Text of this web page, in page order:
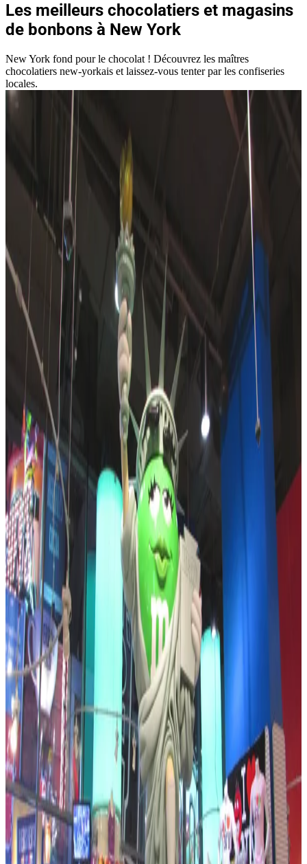
Les meilleurs chocolatiers et magasins
de bonbons à New York
New York fond pour le chocolat ! Découvrez les maîtres
chocolatiers new-yorkais et laissez-vous tenter par les confiseries
locales.